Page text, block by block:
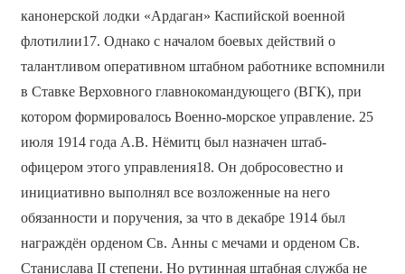
канонерской лодки «Ардаган» Каспийской военной
флотилии17. Однако с началом боевых действий о
талантливом оперативном штабном работнике вспомнили
в Ставке Верховного главнокомандующего (ВГК), при
котором формировалось Военно-морское управление. 25
июля 1914 года А.В. Нёмитц был назначен штаб-
офицером этого управления18. Он добросовестно и
инициативно выполнял все возложенные на него
обязанности и поручения, за что в декабре 1914 был
награждён орденом Св. Анны с мечами и орденом Св.
Станислава II степени. Но рутинная штабная служба не